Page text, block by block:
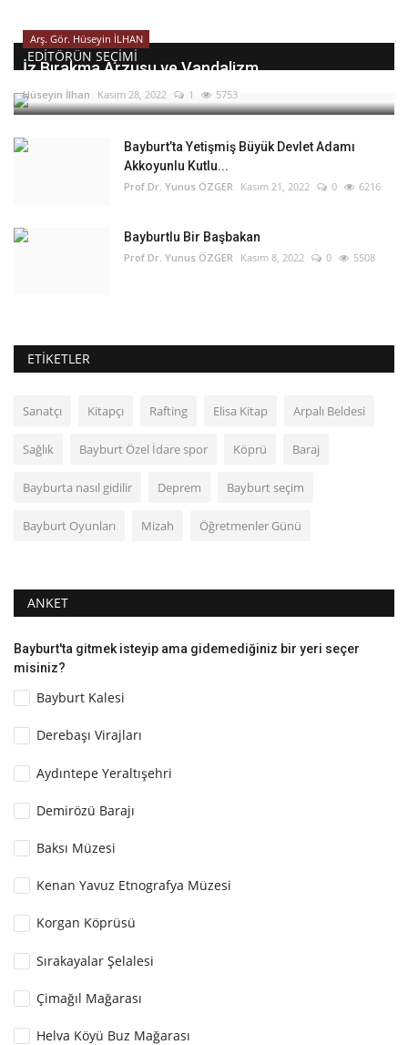
EDITÖRÜN SEÇIMI
Arş. Gör. Hüseyin İLHAN
İz Bırakma Arzusu ve Vandalizm
Hüseyin İlhan Kasım 28, 2022 1 5753
Bayburt’ta Yetişmiş Büyük Devlet Adamı
Akkoyunlu Kutlu...
Prof.Dr. Yunus ÖZGER Kasım 21, 2022 0 6216
Bayburtlu Bir Başbakan
Prof.Dr. Yunus ÖZGER Kasım 8, 2022 0 5508
ETIKETLER
Sanatçı Kitapçı Rafting Elisa Kitap Arpalı Beldesi
Sağlık Bayburt Özel İdare spor Köprü Baraj
Bayburta nasıl gidilir Deprem Bayburt seçim
Bayburt Oyunları Mizah Öğretmenler Günü
ANKET
Bayburt'ta gitmek isteyip ama gidemediğiniz bir yeri seçer
misiniz?
Bayburt Kalesi
Derebaşı Virajları
Aydıntepe Yeraltışehri
Demirözü Barajı
Baksı Müzesi
Kenan Yavuz Etnografya Müzesi
Korgan Köprüsü
Sırakayalar Şelalesi
Çimağıl Mağarası
Helva Köyü Buz Mağarası